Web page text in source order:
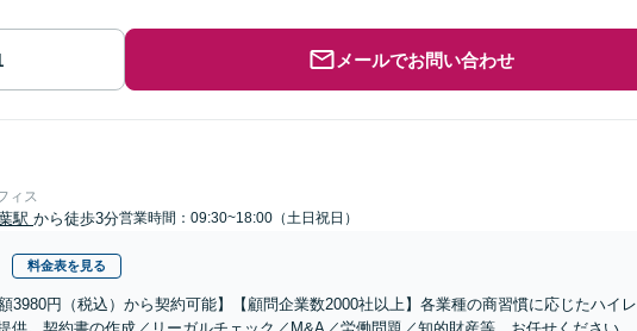
メールでお問い合わせ
ィス
駅 から徒歩3分営業時間：09:30~18:00（土日祝日）
料金表を見る
3980円（税込）から契約可能】【顧問企業数2000社以上】各業種の商習慣に応じたハイレ